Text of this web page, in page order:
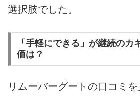
選択肢でした。
「手軽にできる」が継続のカ
価は？
リムーバーグートの口コミ